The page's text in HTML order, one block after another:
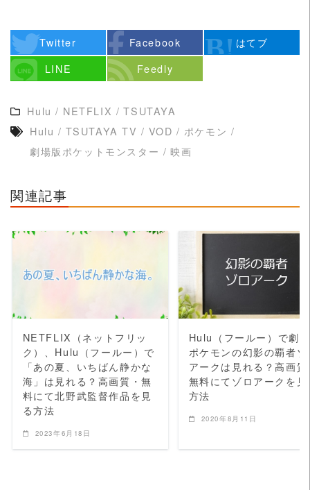
Twitter Facebook
はてブ
LINE
Feedly
Hulu / NETFLIX / TSUTAYA
Hulu / TSUTAYA TV / VOD / ポケモン /
劇場版ポケットモンスター / 映画
関連記事
READ MORE
NETFLIX（ネットフリッ
ク）、Hulu（フールー）で
「あの夏、いちばん静かな
海」は見れる？高画質・無
料にて北野武監督作品を見
る方法
2023年6月18日
READ MORE
Hulu（フールー）で劇
ポケモンの幻影の覇者ゾ
アークは見れる？高画質
無料にてゾロアークを見
方法
2020年8月11日